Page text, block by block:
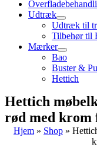
Udtræk
Udtræk til
Tilbehør til
Mærker
Bao
Buster &
Hettich
Hettich
rød med krom
Hjem » Shop »